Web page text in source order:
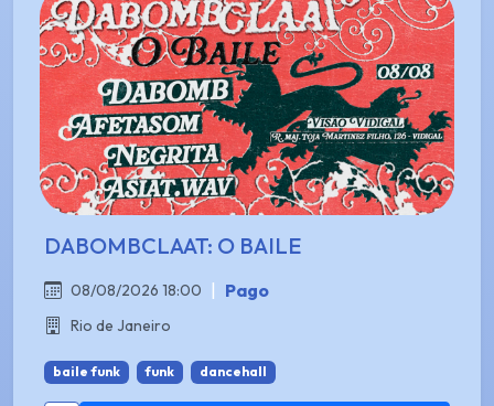
DABOMBCLAAT: O BAILE
08/08/2026 18:00 Pago
Rio de Janeiro
baile funk funk dancehall